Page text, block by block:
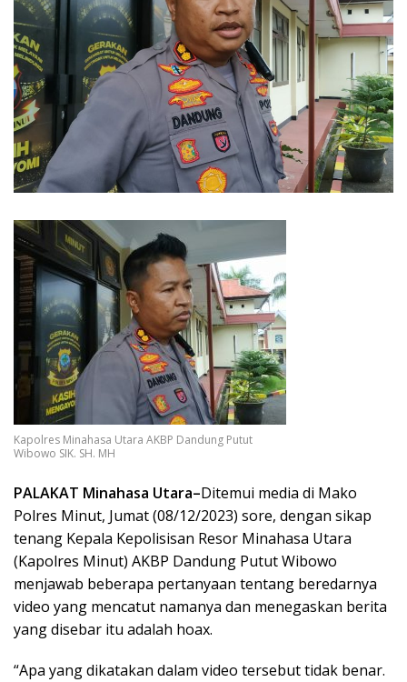
Kapolres Minahasa Utara AKBP Dandung Putut
Wibowo SIK. SH. MH
PALAKAT Minahasa Utara–Ditemui media di Mako
Polres Minut, Jumat (08/12/2023) sore, dengan sikap
tenang Kepala Kepolisisan Resor Minahasa Utara
(Kapolres Minut) AKBP Dandung Putut Wibowo
menjawab beberapa pertanyaan tentang beredarnya
video yang mencatut namanya dan menegaskan berita
yang disebar itu adalah hoax.
“Apa yang dikatakan dalam video tersebut tidak benar.